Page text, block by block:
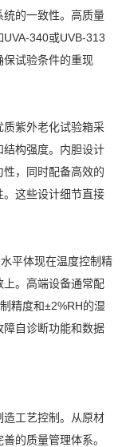
的一致性。高质量
340或UVB-313
保试验条件的重现
紫外老化试验箱采
构强度。内胆设计
，同时配备高效的
这些设计细节直接
平体现在温度控制精
。高端设备通常配
精度和±2%RH的湿
自诊断功能和数据
工艺控制。从原材
的质量管理体系。